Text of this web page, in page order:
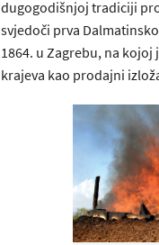
dugogodišnjoj tradiciji
svjedoči prva
1864. u Zagrebu, na
krajeva kao prodajni